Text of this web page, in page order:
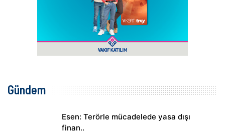
Gündem
Esen: Terörle mücadelede yasa dışı
finan..